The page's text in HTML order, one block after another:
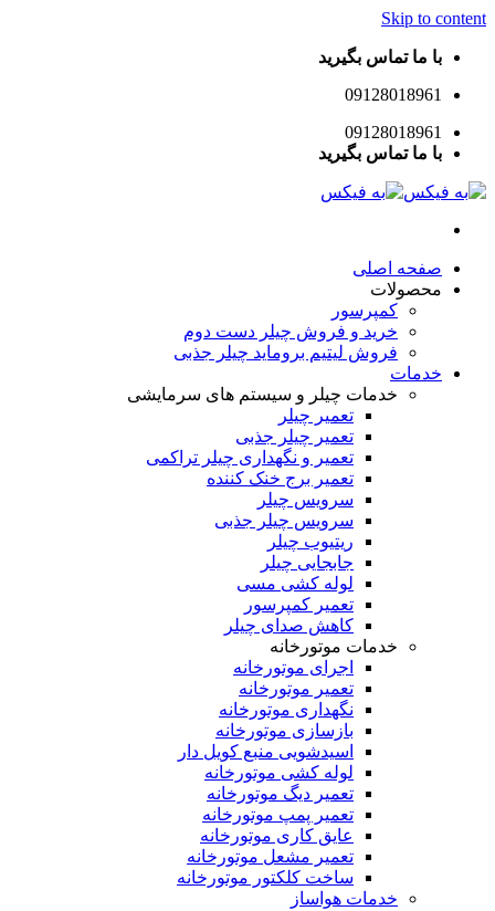
Skip to content
با ما تماس بگیرید
09128018961
09128018961
با ما تماس بگیرید
صفحه اصلی
محصولات
کمپرسور
خرید و فروش چیلر دست دوم
فروش لیتیم بروماید چیلر جذبی
خدمات
خدمات چیلر و سیستم های سرمایشی
تعمیر چیلر
تعمیر چیلر جذبی
تعمیر و نگهداری چیلر تراکمی
تعمیر برج خنک کننده
سرویس چیلر
سرویس چیلر جذبی
ریتیوب چیلر
جابجایی چیلر
لوله کشی مسی
تعمیر کمپرسور
کاهش صدای چیلر
خدمات موتورخانه
اجرای موتورخانه
تعمیر موتورخانه
نگهداری موتورخانه
بازسازی موتورخانه
اسیدشویی منبع کویل دار
لوله کشی موتورخانه
تعمیر دیگ موتورخانه
تعمیر پمپ موتورخانه
عایق کاری موتورخانه
تعمیر مشعل موتورخانه
ساخت کلکتور موتورخانه
خدمات هواساز